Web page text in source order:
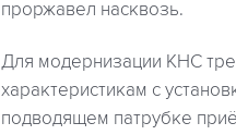
проржавел насквозь.
Для модернизации КНС
характеристикам с
подводящем патрубке